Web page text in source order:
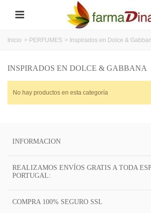
Inicio > PERFUMES > Inspirados en Dolce &
INSPIRADOS EN DOLCE & GABBANA
No hay productos en esta categoría
INFORMACION
REALIZAMOS ENVÍOS GRATIS A TODA
PORTUGAL:
COMPRA 100% SEGURO SSL